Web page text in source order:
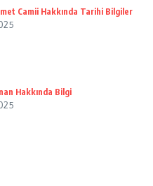
Camii Hakkında Tarihi Bilgiler
Hakkında Bilgi